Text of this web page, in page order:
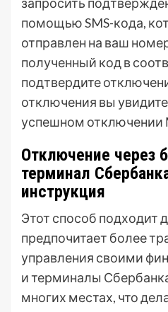
помощью SMS-кода,
отправлен на ваш
полученный код в
подтвердите
отключения вы
успешном отключении
Отключение через
терминал
инструкция
Этот способ подходит
предпочитает более
управления своими
и терминалы
многих местах, что